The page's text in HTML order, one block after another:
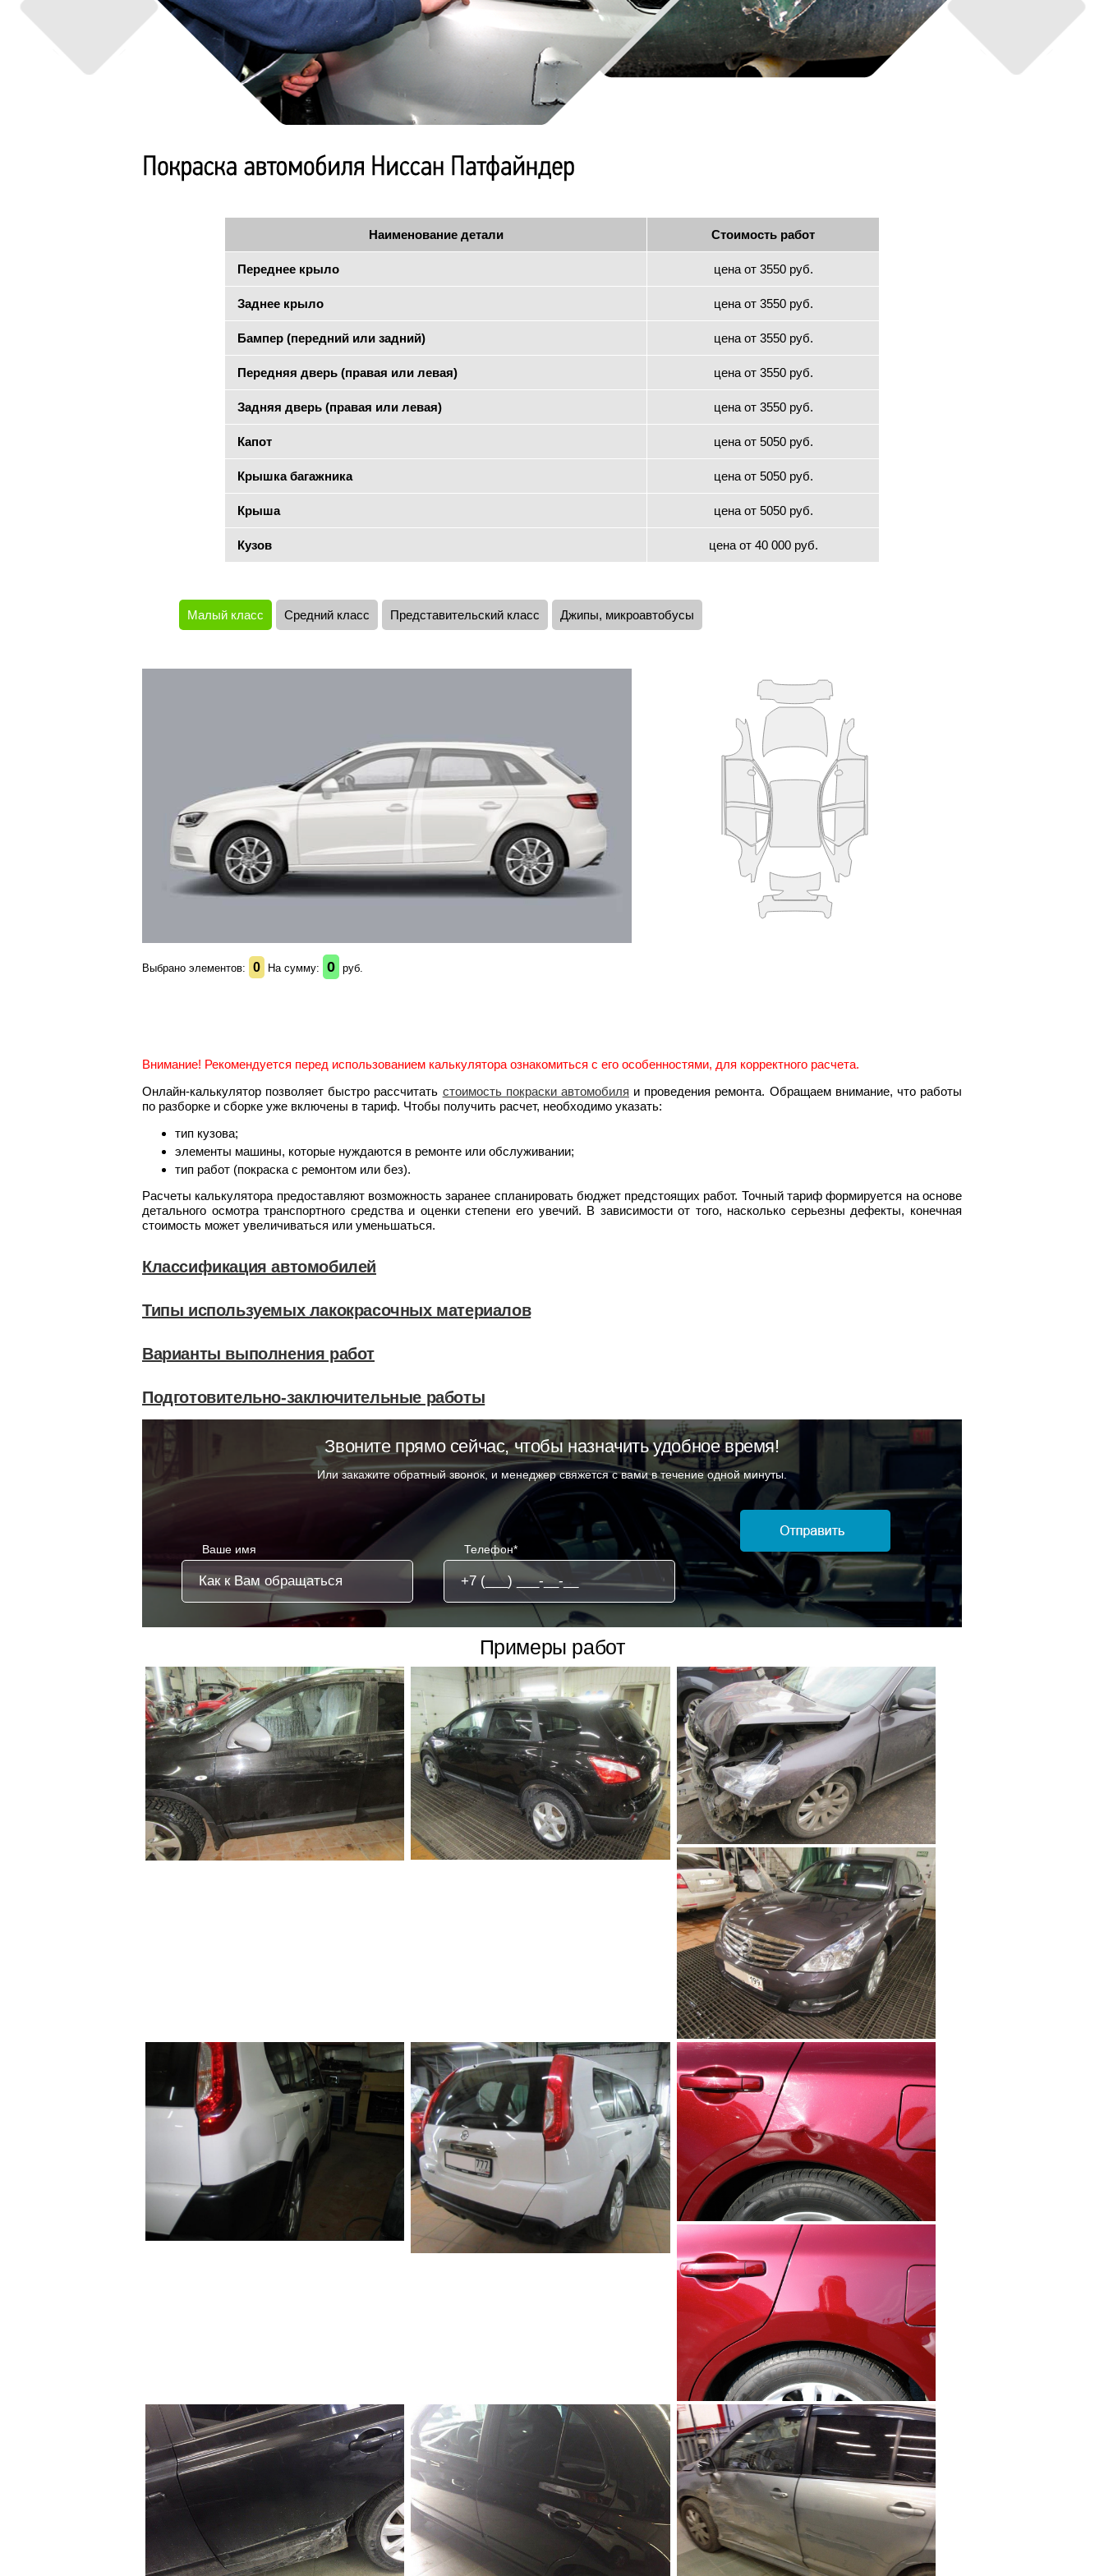
Наименование детали Стоимость работ
Переднее крыло цена от 3550 руб.
Заднее крыло цена от 3550 руб.
Бампер (передний или задний) цена от 3550 руб.
Передняя дверь (правая или левая) цена от 3550 руб.
Задняя дверь (правая или левая) цена от 3550 руб.
Капот цена от 5050 руб.
Крышка багажника цена от 5050 руб.
Крыша цена от 5050 руб.
Кузов цена от 40 000 руб.
Малый класс Средний класс Представительский класс Джипы, микроавтобусы
Выбрано элементов: 0 На сумму: 0 руб.
Внимание! Рекомендуется перед использованием калькулятора ознакомиться с его особенностями, для корректного расчета.
Онлайн-калькулятор позволяет быстро рассчитать стоимость покраски автомобиля и проведения ремонта. Обращаем внимание, что работы
по разборке и сборке уже включены в тариф. Чтобы получить расчет, необходимо указать:
тип кузова;
элементы машины, которые нуждаются в ремонте или обслуживании;
тип работ (покраска с ремонтом или без).
Расчеты калькулятора предоставляют возможность заранее спланировать бюджет предстоящих работ. Точный тариф формируется на основе
детального осмотра транспортного средства и оценки степени его увечий. В зависимости от того, насколько серьезны дефекты, конечная
стоимость может увеличиваться или уменьшаться.
Классификация автомобилей
Типы используемых лакокрасочных материалов
Варианты выполнения работ
Подготовительно-заключительные работы
Звоните прямо сейчас, чтобы назначить удобное время!
Или закажите обратный звонок, и менеджер свяжется с вами в течение одной минуты.
Ваше имя Телефон*
Примеры работ